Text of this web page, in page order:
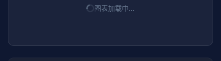
图表加载中…